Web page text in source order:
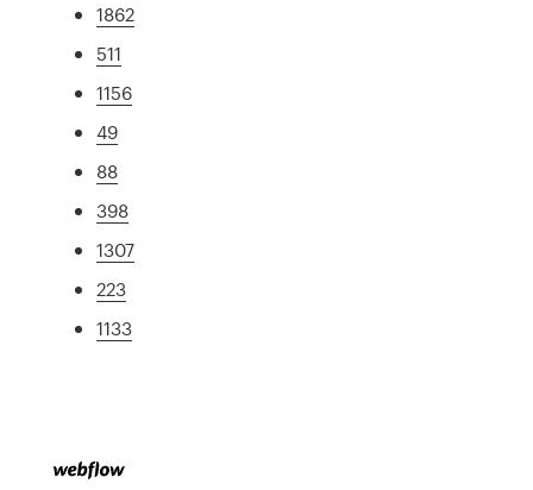
1862
511
1156
49
88
398
1307
223
1133